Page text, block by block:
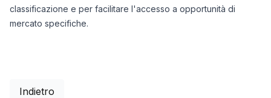
classificazione e per facilitare l'accesso a opportunità di
mercato specifiche.
Indietro